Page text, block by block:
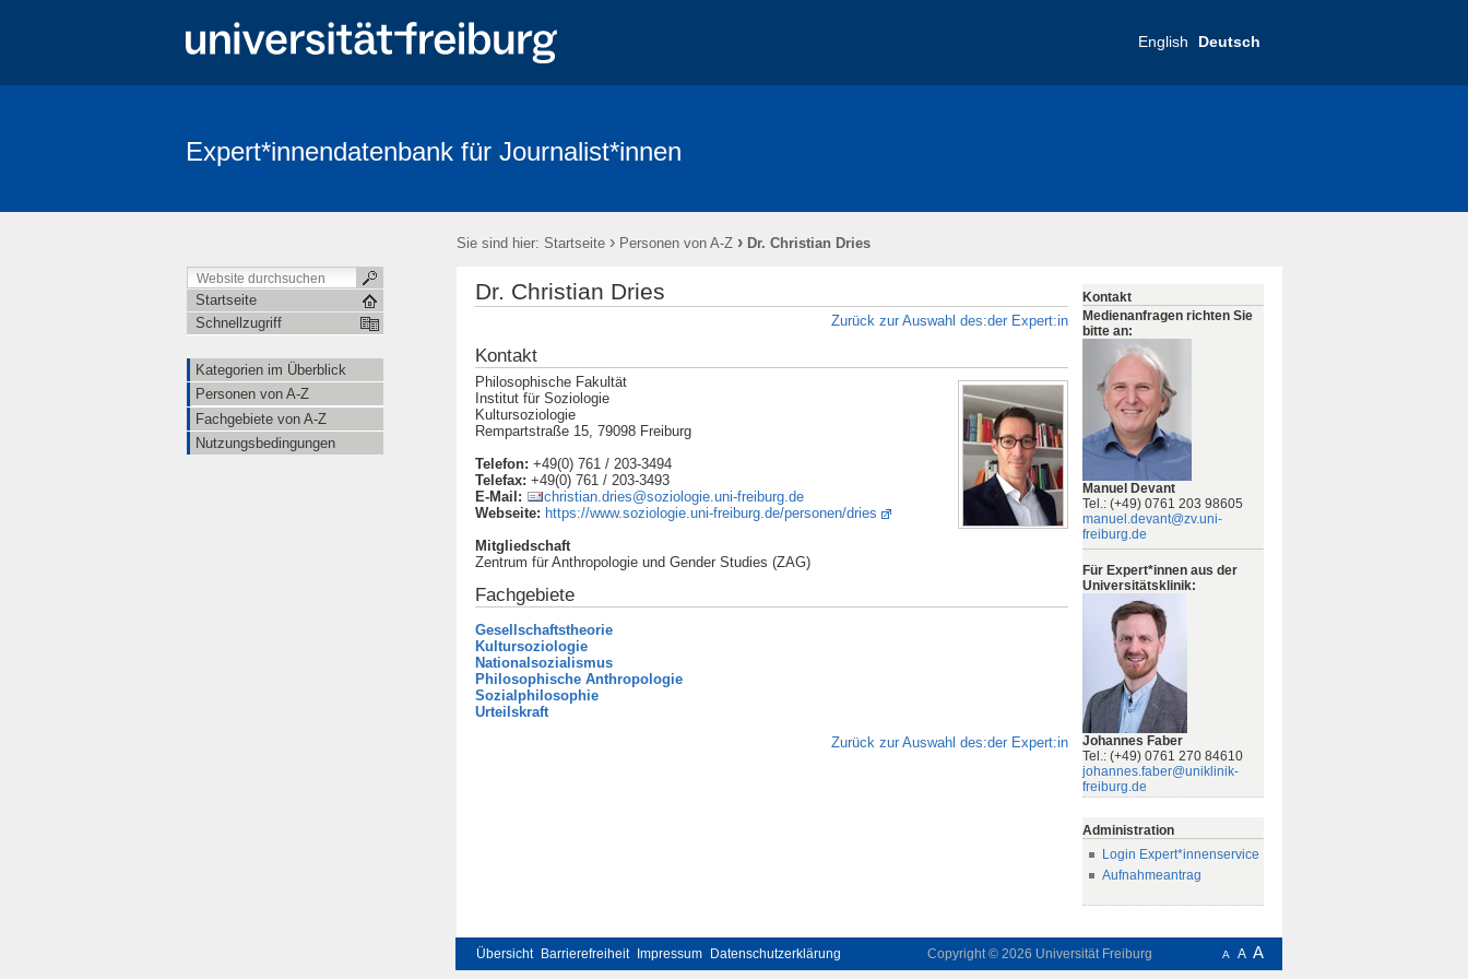
English Deutsch
Expert*innendatenbank für Journalist*innen
Sie sind hier: Startseite › Personen von A-Z › Dr. Christian Dries
Startseite
Schnellzugriff
Kategorien im Überblick
Personen von A-Z
Fachgebiete von A-Z
Nutzungsbedingungen
Dr. Christian Dries
Zurück zur Auswahl des:der Expert:in
Kontakt
Philosophische Fakultät
Institut für Soziologie
Kultursoziologie
Rempartstraße 15, 79098 Freiburg
Telefon: +49(0) 761 / 203-3494
Telefax: +49(0) 761 / 203-3493
E-Mail:
christian.dries@soziologie.uni-freiburg.de
Webseite: https://www.soziologie.uni-freiburg.de/personen/dries
Mitgliedschaft
Zentrum für Anthropologie und Gender Studies (ZAG)
Fachgebiete
Gesellschaftstheorie
Kultursoziologie
Nationalsozialismus
Philosophische Anthropologie
Sozialphilosophie
Urteilskraft
Zurück zur Auswahl des:der Expert:in
Kontakt
Medienanfragen richten Sie
bitte an:
Manuel Devant
Tel.: (+49) 0761 203 98605
manuel.devant@zv.uni-
freiburg.de
Für Expert*innen aus der
Universitätsklinik:
Johannes Faber
Tel.: (+49) 0761 270 84610
johannes.faber@uniklinik-
freiburg.de
Administration
Login Expert*innenservice
Aufnahmeantrag
Übersicht Barrierefreiheit Impressum Datenschutzerklärung A A A
Copyright © 2026 Universität Freiburg